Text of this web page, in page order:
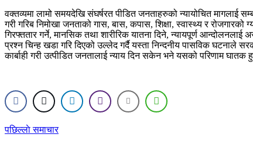
वक्तव्यमा लामो समयदेखि संघर्षरत पीडित जनताहरुको न्यायोचित मागलाई
गरी गरिब निमोखा जनताको गास, बास, कपास, शिक्षा, स्वास्थ्य र रोजगारको
गिरफ्ततार गर्ने, मानसिक तथा शारीरिक यातना दिने, न्यायपूर्ण
प्रश्न चिन्ह खडा गरि दिएको उल्लेद गर्दै यस्ता निन्दनीय पासविक
कार्बाही गरी उत्पीडित जनतालाई न्याय दिन सकेन भने यसको परिणाम घातक
Post
पछिल्लाे समाचार